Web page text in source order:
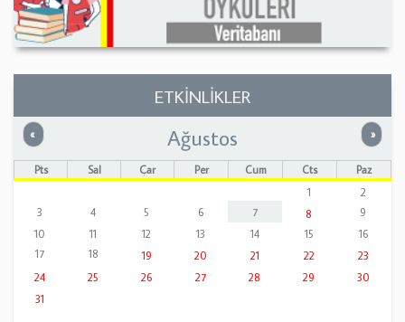
ETKİNLİKLER
« Önceki »
Ağustos
Pts Sal Çar Per Cum Cts
Paz
1
2
3
4 5 6 7 8
9
10
11 12 13 14 15
16
17
18 19 20 21 22
23
24
25 26 27 28 29
30
31